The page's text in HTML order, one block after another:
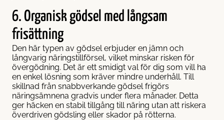
6. Organisk gödsel med långsam
frisättning
Den här typen av gödsel erbjuder en jämn och
långvarig näringstillförsel, vilket minskar risken för
övergödning. Det är ett smidigt val för dig som vill ha
en enkel lösning som kräver mindre underhåll. Till
skillnad från snabbverkande gödsel frigörs
näringsämnena gradvis under flera månader. Detta
ger häcken en stabil tillgång till näring utan att riskera
överdriven gödsling eller skador på rötterna.